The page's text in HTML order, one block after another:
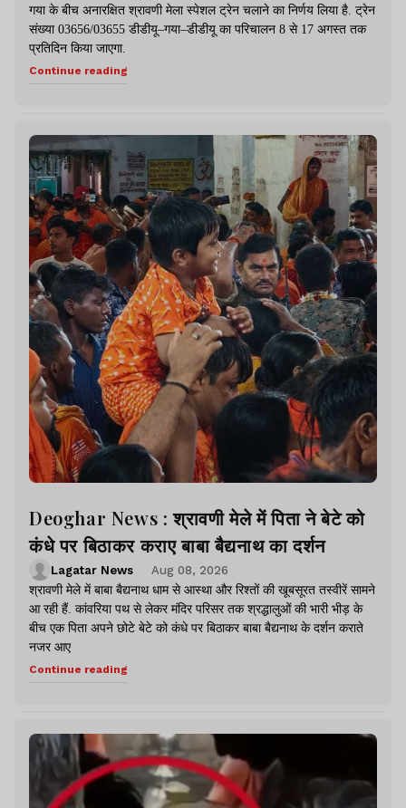
गया के बीच अनारक्षित श्रावणी मेला स्पेशल ट्रेन चलाने का निर्णय लिया है. ट्रेन
संख्या 03656/03655 डीडीयू–गया–डीडीयू का परिचालन 8 से 17 अगस्त तक
प्रतिदिन किया जाएगा.
Continue reading
Deoghar News : श्रावणी मेले में पिता ने बेटे को
कंधे पर बिठाकर कराए बाबा बैद्यनाथ का दर्शन
Lagatar News
Aug 08, 2026
श्रावणी मेले में बाबा बैद्यनाथ धाम से आस्था और रिश्तों की खूबसूरत तस्वीरें सामने
आ रही हैं. कांवरिया पथ से लेकर मंदिर परिसर तक श्रद्धालुओं की भारी भीड़ के
बीच एक पिता अपने छोटे बेटे को कंधे पर बिठाकर बाबा बैद्यनाथ के दर्शन कराते
नजर आए
Continue reading